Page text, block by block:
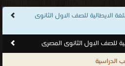
الايطالية للصف الاول الثانوى
للصف الاول الثانوى المصرى
الدراسية